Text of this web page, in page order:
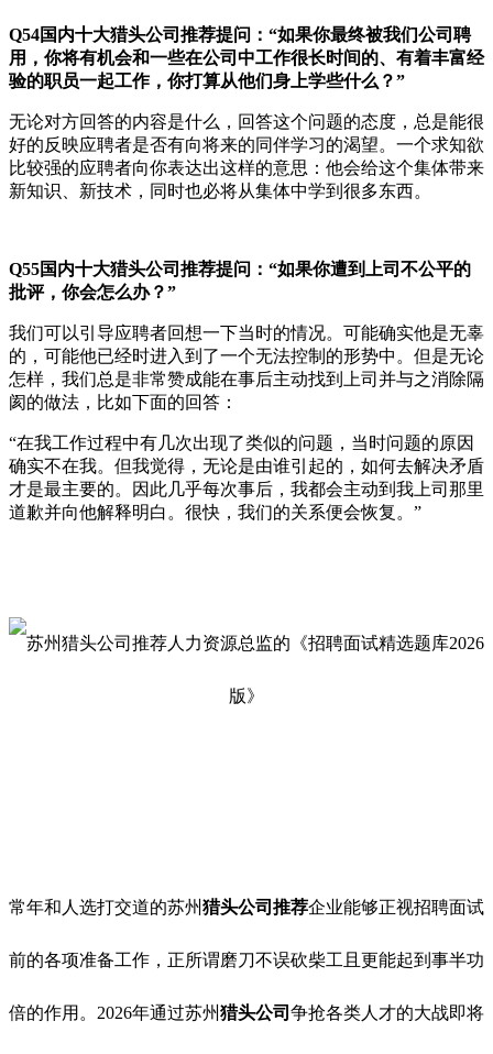
Q54国内十大猎头公司推荐提问： “如果你最终被我们公司聘
用，你将有机会和一些在公司中工作很长时间的、有着丰富经
验的职员一起工作，你打算从他们身上学些什么？”
无论对方回答的内容是什么，回答这个问题的态度，总是能很
好的反映应聘者是否有向将来的同伴学习的渴望。一个求知欲
比较强的应聘者向你表达出这样的意思：他会给这个集体带来
新知识、新技术，同时也必将从集体中学到很多东西。
Q55国内十大猎头公司推荐提问： “如果你遭到上司不公平的
批评，你会怎么办？”
我们可以引导应聘者回想一下当时的情况。可能确实他是无辜
的，可能他已经时进入到了一个无法控制的形势中。但是无论
怎样，我们总是非常赞成能在事后主动找到上司并与之消除隔
阂的做法，比如下面的回答：
“在我工作过程中有几次出现了类似的问题，当时问题的原因
确实不在我。但我觉得，无论是由谁引起的，如何去解决矛盾
才是最主要的。因此几乎每次事后，我都会主动到我上司那里
道歉并向他解释明白。很快，我们的关系便会恢复。”
常年和人选打交道的苏州猎头公司推荐企业能够正视招聘面试
前的各项准备工作，正所谓磨刀不误砍柴工且更能起到事半功
倍的作用。2026年通过苏州猎头公司 争抢各类人才的大战即将